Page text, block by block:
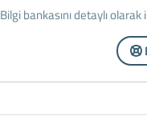
Bilgi bankasını detaylı